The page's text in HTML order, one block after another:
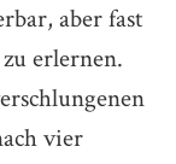
aber fast
erlernen.
vier